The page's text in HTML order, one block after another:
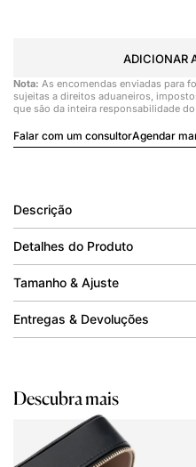
ADICIONAR
Nota: As encomendas enviadas para
sujeitas a direitos aduaneiros,
que são da inteira responsabilidade
Falar com um consultorAgendar
Descrição
Detalhes do Produto
Tamanho & Ajuste
Entregas & Devoluções
Descubra mais